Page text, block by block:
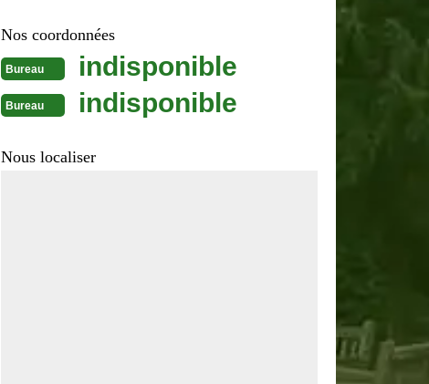
Nos coordonnées
Bureau indisponible
Bureau indisponible
Nous localiser